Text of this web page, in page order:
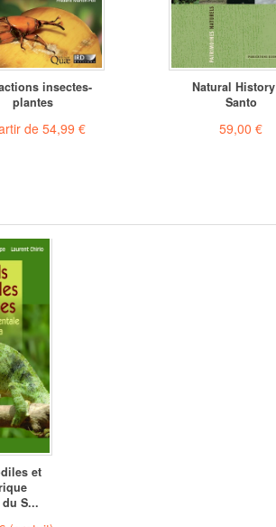
insectes-
plantes
de54,99 €
Natural
Santo
59,00 €
et
S...